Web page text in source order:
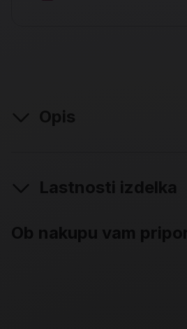
Opis
Lastnosti izdelka
Ob nakupu vam